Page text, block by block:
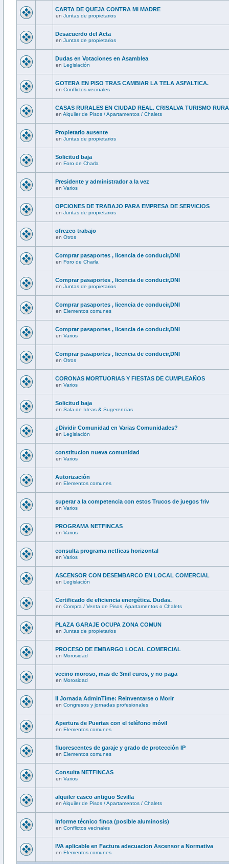
CARTA DE QUEJA CONTRA MI MADRE
en Juntas de propietarios
Desacuerdo del Acta
en Juntas de propietarios
Dudas en Votaciones en Asamblea
en Legislación
GOTERA EN PISO TRAS CAMBIAR LA TELA ASFALTICA.
en Conflictos vecinales
CASAS RURALES EN CIUDAD REAL. CRISALVA TURISMO
en Alquiler de Pisos / Apartamentos / Chalets
Propietario ausente
en Juntas de propietarios
Solicitud baja
en Foro de Charla
Presidente y administrador a la vez
en Varios
OPCIONES DE TRABAJO PARA EMPRESA DE SERVICIOS
en Juntas de propietarios
ofrezco trabajo
en Otros
Comprar pasaportes , licencia de conducir,DNI
en Foro de Charla
Comprar pasaportes , licencia de conducir,DNI
en Juntas de propietarios
Comprar pasaportes , licencia de conducir,DNI
en Elementos comunes
Comprar pasaportes , licencia de conducir,DNI
en Varios
Comprar pasaportes , licencia de conducir,DNI
en Otros
CORONAS MORTUORIAS Y FIESTAS DE CUMPLEAÑOS
en Varios
Solicitud baja
en Sala de Ideas & Sugerencias
¿Dividir Comunidad en Varias Comunidades?
en Legislación
constitucion nueva comunidad
en Varios
Autorización
en Elementos comunes
superar a la competencia con estos Trucos de juegos friv
en Varios
PROGRAMA NETFINCAS
en Varios
consulta programa netficas horizontal
en Varios
ASCENSOR CON DESEMBARCO EN LOCAL COMERCIAL
en Legislación
Certificado de eficiencia energética. Dudas.
en Compra / Venta de Pisos, Apartamentos o Chalets
PLAZA GARAJE OCUPA ZONA COMUN
en Juntas de propietarios
PROCESO DE EMBARGO LOCAL COMERCIAL
en Morosidad
vecino moroso, mas de 3mil euros, y no paga
en Morosidad
II Jornada AdminTime: Reinventarse o Morir
en Congresos y jornadas profesionales
Apertura de Puertas con el teléfono móvil
en Elementos comunes
fluorescentes de garaje y grado de protección IP
en Elementos comunes
Consulta NETFINCAS
en Varios
alquiler casco antiguo Sevilla
en Alquiler de Pisos / Apartamentos / Chalets
Informe técnico finca (posible aluminosis)
en Conflictos vecinales
IVA aplicable en Factura adecuacion Ascensor a Normativa
en Elementos comunes